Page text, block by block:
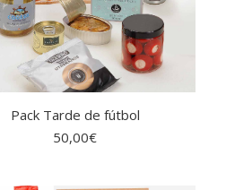
Pack Tarde de fútbol
50,00€